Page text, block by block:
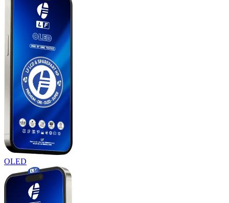
OLED